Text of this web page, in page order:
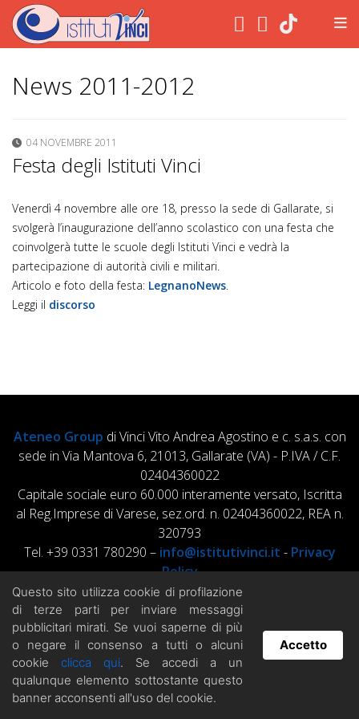
.
News 2011-2012
04 NOVEMBRE 2011
Festa degli Istituti Vinci
Venerdì 4 novembre alle ore 18, presso la sede di Gallarate, si
svolgerà l’inaugurazione dell’anno scolastico con una festa che
coinvolgerà tutte le scuole degli Istituti Vinci e vedrà la
partecipazione di autorità civili e militari.
Articolo e foto della festa: LegnanoNews.
Leggi il discorso
Ateneo Group di Vinci Vito Andrea Agostino e c. s.a.s. con
sede in Via Mantova 6, 21013, Gallarate (VA) - P.IVA / C.F.
02404360022
Capitale sociale euro 60.000 interamente versato, Iscritta
al Reg.Imprese di Varese, sez.ord. n. 02404360022, REA n.
320793
Tel. +39 0331 780290 – info@istitutivinci.it - Privacy
Policy
Hai domande? Chatta con noi!
Questo sito utilizza cookie di profilazione
di terze parti per inviare messaggi
pubblicitari mirati. Se vuoi saperne di più
o negare il consenso a tutti o alcuni
cookie clicca qui. Se accedi a un
qualunque elemento sottostante questo
banner acconsenti all'uso del cookie.
Accetto